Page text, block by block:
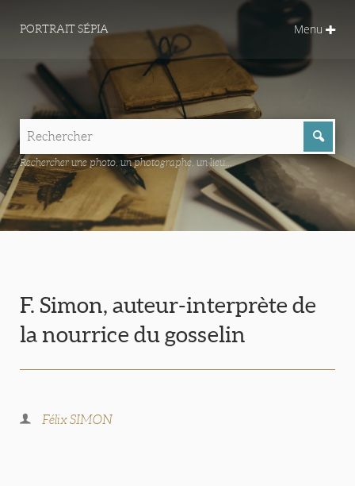
PORTRAIT SÉPIA Menu
Rechercher une photo, un photographe, un lieu...
F. Simon, auteur-interprète de
la nourrice du gosselin
Félix SIMON